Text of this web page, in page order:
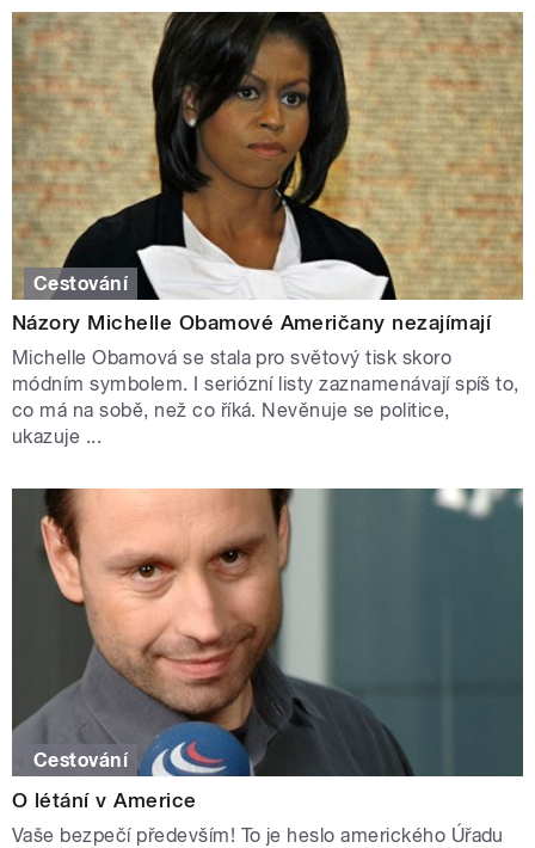
Cestování
Názory Michelle Obamové Američany nezajímají
Michelle Obamová se stala pro světový tisk skoro
módním symbolem. I seriózní listy zaznamenávají spíš to,
co má na sobě, než co říká. Nevěnuje se politice,
ukazuje ...
Cestování
O létání v Americe
Vaše bezpečí především! To je heslo amerického Úřadu